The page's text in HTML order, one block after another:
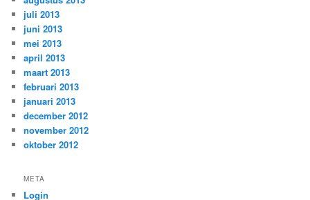
juli 2013
juni 2013
mei 2013
april 2013
maart 2013
februari 2013
januari 2013
december 2012
november 2012
oktober 2012
META
Login